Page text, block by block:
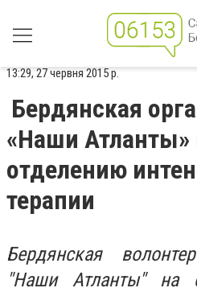
13:29, 27 червня 2015 р.
Бердянская
«Наши Атланты»
отделению
терапии
Бердянская
"Наши Атланты" на